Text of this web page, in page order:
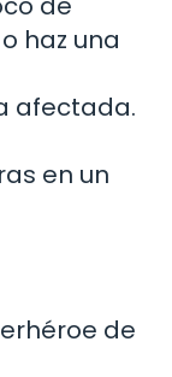
haz una
afectada.
en un
de